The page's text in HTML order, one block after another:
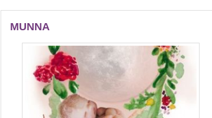
MUNNA